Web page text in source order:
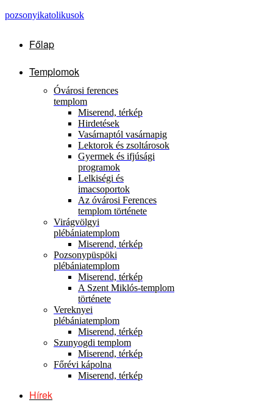
pozsonyikatolikusok
Főlap
Templomok
Óvárosi ferences
templom
Miserend, térkép
Hirdetések
Vasárnaptól vasárnapig
Lektorok és zsoltárosok
Gyermek és ifjúsági
programok
Lelkiségi és
imacsoportok
Az óvárosi Ferences
templom története
Virágvölgyi
plébániatemplom
Miserend, térkép
Pozsonypüspöki
plébániatemplom
Miserend, térkép
A Szent Miklós-templom
története
Vereknyei
plébániatemplom
Miserend, térkép
Szunyogdi templom
Miserend, térkép
Főrévi kápolna
Miserend, térkép
Hírek